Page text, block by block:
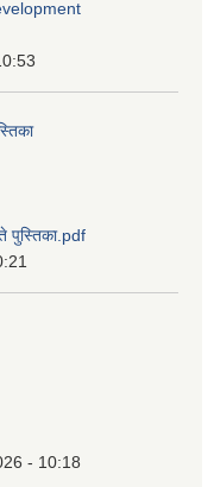
पुस्तिका.pdf
- 10:18